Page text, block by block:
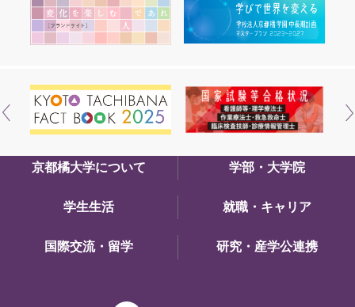
京都橘大学について 学部・大学院
学生生活 就職・キャリア
国際交流・留学 研究・産学公連携